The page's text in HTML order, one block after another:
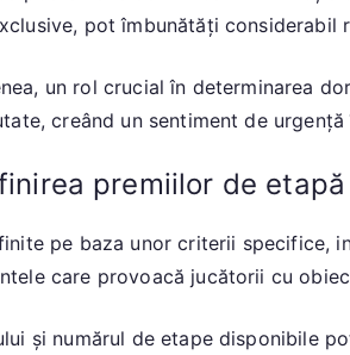
pot îmbunătăți considerabil
un rol crucial în determinarea
creând un sentiment de
premiilor de etapă
pe baza unor criterii specifice,
care provoacă jucătorii cu
și numărul de etape disponibile